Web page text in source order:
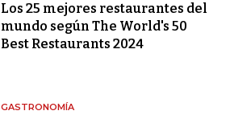
Los 25 mejores restaurantes del
mundo según The World's 50
Best Restaurants 2024
GASTRONOMÍA